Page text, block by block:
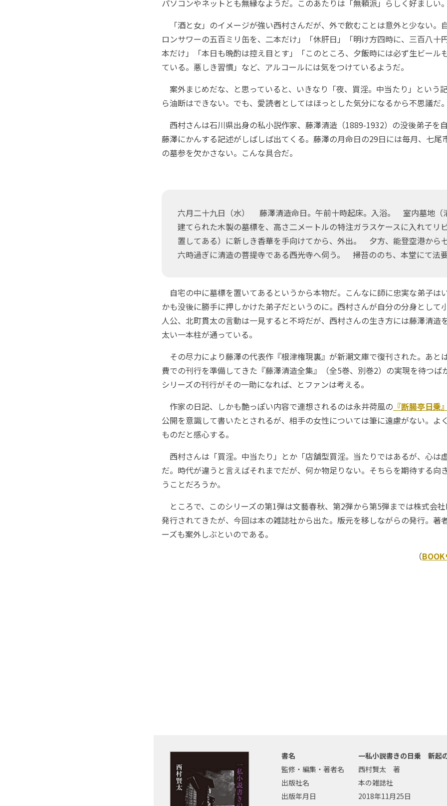
パソコンやネットとも無縁なようだ。このあたりは「無頼派」らしく好ましい
「酒と女」のイメージが強い西村さんだが、外で飲むことは意外と少ない。
ロンサワーの五百ミリ缶を、二本だけ」「休肝日」「明け方四時に、三百八十
本だけ」「本日も晩酌は控え目とす」「このところ、夕飯時には必ず生ビール
ている。悪しき習慣」など、アルコールには気をつけているようだ。
案外まじめだな、と思っていると、いきなり「夜、買淫。中当たり」という
ら油断はできない。でも、愛読者としてはほっとした気分になるから不思議だ
西村さんは石川県出身の私小説作家、藤澤清造（1889-1932）の没後弟子を
藤澤にかんする記述がしばしば出てくる。藤澤の月命日の29日には毎月、七尾
の墓参を欠かさない。こんな具合だ。
六月二十九日（水） 藤澤清造命日。午前十時起床。入浴。 室内墓地（
建てられた木製の墓標を、高さ二メートルの特注ガラスケースに入れてリ
置してある）に新しき香華を手向けてから、外出。 夕方、能登空港か
六時過ぎに清造の菩提寺である西光寺へ伺う。 掃苔ののち、本堂にて法
自宅の中に墓標を置いてあるというから本物だ。こんなに師に忠実な弟子は
かも没後に勝手に押しかけた弟子だというのに。西村さんが自分の分身として
人公、北町貫太の言動は一見すると不埒だが、西村さんの生き方には藤澤清造
太い一本柱が通っている。
その尽力により藤澤の代表作『根津権現裏』が新潮文庫で復刊された。あと
費での刊行を準備してきた『藤澤清造全集』（全5巻、別巻2）の実現を待つば
シリーズの刊行がその一助になれば、とファンは考える。
作家の日記、しかも艶っぽい内容で連想されるのは永井荷風の 『断腸亭日乗
公開を意識して書いたとされるが、相手の女性については筆に遠慮がない。よ
ものだと感心する。
西村さんは「買淫。中当たり」とか「店舗型買淫。当たりではあるが、心は
だ。時代が違うと言えばそれまでだが、何か物足りない。そちらを期待する向
うことだろうか。
ところで、このシリーズの第1弾は文藝春秋、第2弾から第5弾までは株式会社
発行されてきたが、今回は本の雑誌社から出た。版元を移しながらの発行。著
ーズも案外しぶといのである。
（
書名
一私小説書きの日乗 新起
監修・編集・著者名
西村賢太 著
出版社名
本の雑誌社
出版年月日
2018年11月25日